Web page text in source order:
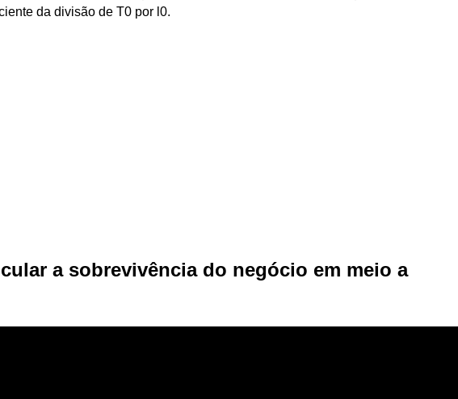
da divisão de T0 por l0.
a sobrevivência do negócio em meio a